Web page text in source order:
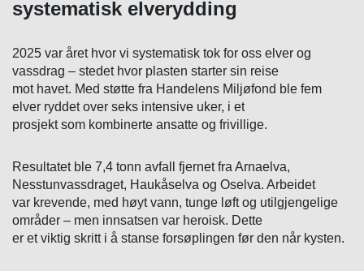
systematisk elverydding
2025 var året hvor vi systematisk tok for oss elver og
vassdrag – stedet hvor plasten starter sin reise
mot havet. Med støtte fra Handelens Miljøfond ble fem
elver ryddet over seks intensive uker, i et
prosjekt som kombinerte ansatte og frivillige.
Resultatet ble 7,4 tonn avfall fjernet fra Arnaelva,
Nesstunvassdraget, Haukåselva og Oselva. Arbeidet
var krevende, med høyt vann, tunge løft og utilgjengelige
områder – men innsatsen var heroisk. Dette
er et viktig skritt i å stanse forsøplingen før den når kysten.